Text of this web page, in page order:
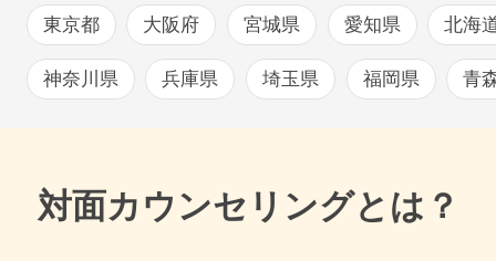
東京都 大阪府 宮城県 愛知県 北海
神奈川県 兵庫県 埼玉県 福岡県 青
対面カウンセリングとは？